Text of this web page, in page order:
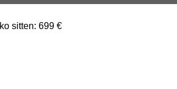
sitten: 699 €